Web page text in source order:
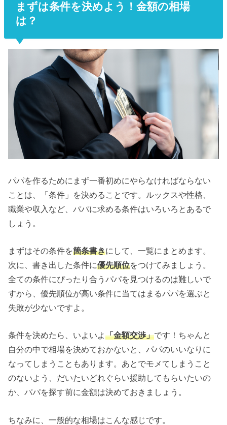
まずは条件を決めよう！金額の相場
は？
パパを作るためにまず一番初めにやらなければならない
ことは、「条件」を決めることです。ルックスや性格、
職業や収入など、パパに求める条件はいろいろとあるで
しょう。
まずはその条件を箇条書きにして、一覧にまとめます。
次に、書き出した条件に優先順位をつけてみましょう。
全ての条件にぴったり合うパパを見つけるのは難しいで
すから、優先順位が高い条件に当てはまるパパを選ぶと
失敗が少ないですよ。
条件を決めたら、いよいよ「金額交渉」です！ちゃんと
自分の中で相場を決めておかないと、パパのいいなりに
なってしまうこともあります。あとでモメてしまうこと
のないよう、だいたいどれぐらい援助してもらいたいの
か、パパを探す前に金額は決めておきましょう。
ちなみに、一般的な相場はこんな感じです。